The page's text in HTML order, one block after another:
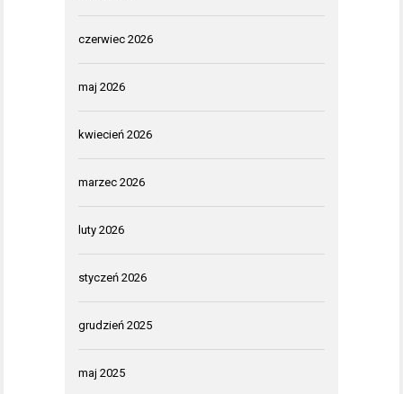
czerwiec 2026
maj 2026
kwiecień 2026
marzec 2026
luty 2026
styczeń 2026
grudzień 2025
maj 2025